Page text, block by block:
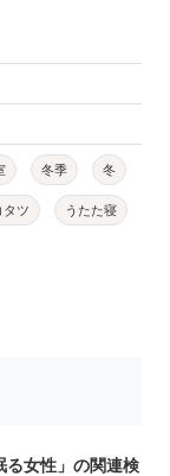
冬季 冬
タツ うたた寝
る女性」の関連検